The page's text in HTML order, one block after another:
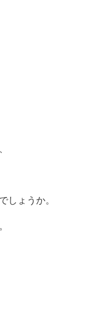
しょうか。